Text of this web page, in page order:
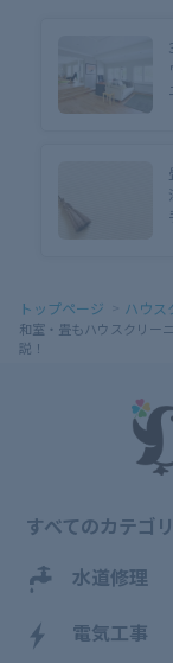
トップページ ハウス
和室・畳もハウスクリー
説！
すべてのカテゴ
水道修理
電気工事